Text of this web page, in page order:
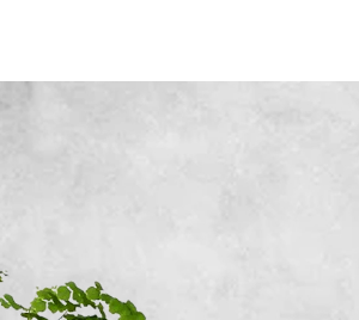
colocada no nosso cachepot